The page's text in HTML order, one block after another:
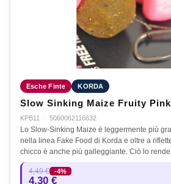
Esche Finte KORDA
Slow Sinking Maize Fruity Pink
KPB11 · 5060062116632
Lo Slow-Sinking Maize è leggermente più
nella linea Fake Food di Korda e oltre a
chicco è anche più galleggiante. Ciò lo
4,49 € -4%
4,30 €